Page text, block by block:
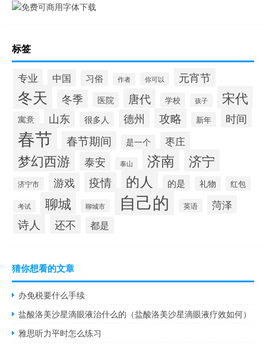
标签
专业 中国 习俗 作者 你可以 元宵节
冬天 冬季 医院 唐代 学校 孩子 宋代
寓意 山东 很多人 德州 攻略 新年 时间
春节 春节期间 是一个 枣庄
梦幻西游 泰安 泰山 济南 济宁
济宁市 游戏 疫情 的人 的是 礼物 红包
考试 聊城 聊城市 自己的 英语 菏泽
诗人 还不 都是
猜你想看的文章
办免税要什么手续
盐酸洛美沙星滴眼液治什么的（盐酸洛美沙星滴眼液疗效如何）
雅思听力平时怎么练习